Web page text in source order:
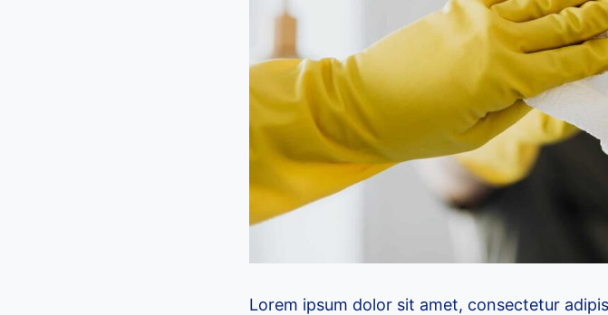
Lorem ipsum dolor sit amet, consectetur